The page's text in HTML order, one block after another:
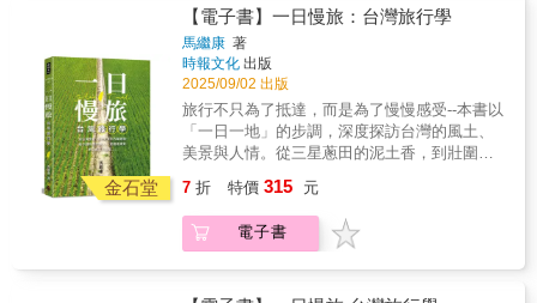
動人故事。
與離島，精選 50 座代表性廟宇聖境 從繁華都
會到靜謐漁村，完整收錄 50 座具備歷史脈絡與
文化價值的媽祖廟。涵蓋全台各縣市，深入
澎、金、馬，最具規模的信仰版圖。 2. 行家帶
路！廟口美食 &times; 私房景點的完美提案 參
拜後的靈魂慰藉，交給在地老味道。串聯廟埕
旁的必吃老攤與周邊文化景點，幫你省下做功
課的時間，說走就走的一日微旅行。 3. 深度聚
焦！白沙屯進香與建築美學專題 特別收錄近年
方式到文化背景全解析。更深度導覽燕尾飛
簷、剪黏藝術與匠師手藝，讓你從此看懂廟宇
建築的門道。 4.最有溫度最接地氣的人文導覽
告別生硬的歷史教條。我們用最接地氣的筆
金石堂
【電子書】一日慢旅：台灣旅行學
馬繼康 著
時報文化 出版
2025/09/02 出版
旅行不只為了抵達，而是為了慢慢感受--本書以
「一日一地」的步調，深度探訪台灣的風土、
美景與人情。從三星蔥田的泥土香，到壯圍哈
柿餅的秋日暖陽；還有老梅綠石槽的奇幻紋
理、基隆嶼的孤島傳奇。帶你走進產地現場，
品嘗四季滋味；親近山海之境，領略自然美
7 折 特價 315 元
電子書